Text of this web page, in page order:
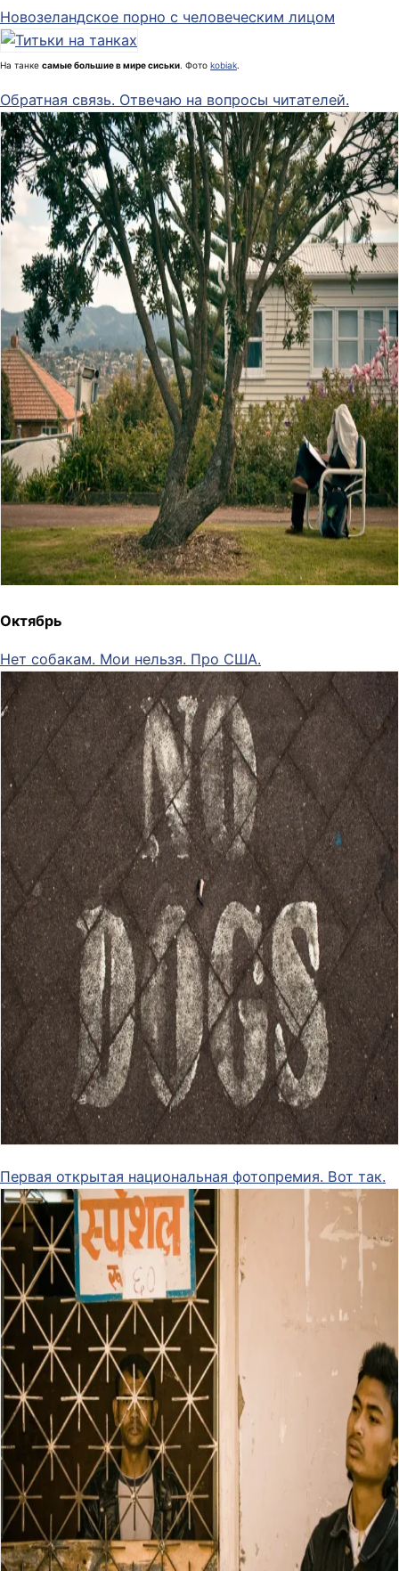
Новозеландское порно с человеческим лицом
На танке самые большие в мире сиськи. Фото kobiak.
Обратная связь. Отвечаю на вопросы читателей.
Октябрь
Нет собакам. Мои нельзя. Про США.
Первая открытая национальная фотопремия. Вот так.